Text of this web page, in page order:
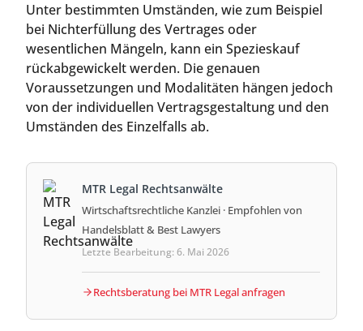
Unter bestimmten Umständen, wie zum Beispiel
bei Nichterfüllung des Vertrages oder
wesentlichen Mängeln, kann ein Spezieskauf
rückabgewickelt werden. Die genauen
Voraussetzungen und Modalitäten hängen jedoch
von der individuellen Vertragsgestaltung und den
Umständen des Einzelfalls ab.
MTR Legal Rechtsanwälte
Wirtschaftsrechtliche Kanzlei · Empfohlen von
Handelsblatt & Best Lawyers
Letzte Bearbeitung: 6. Mai 2026
Rechtsberatung bei MTR Legal anfragen